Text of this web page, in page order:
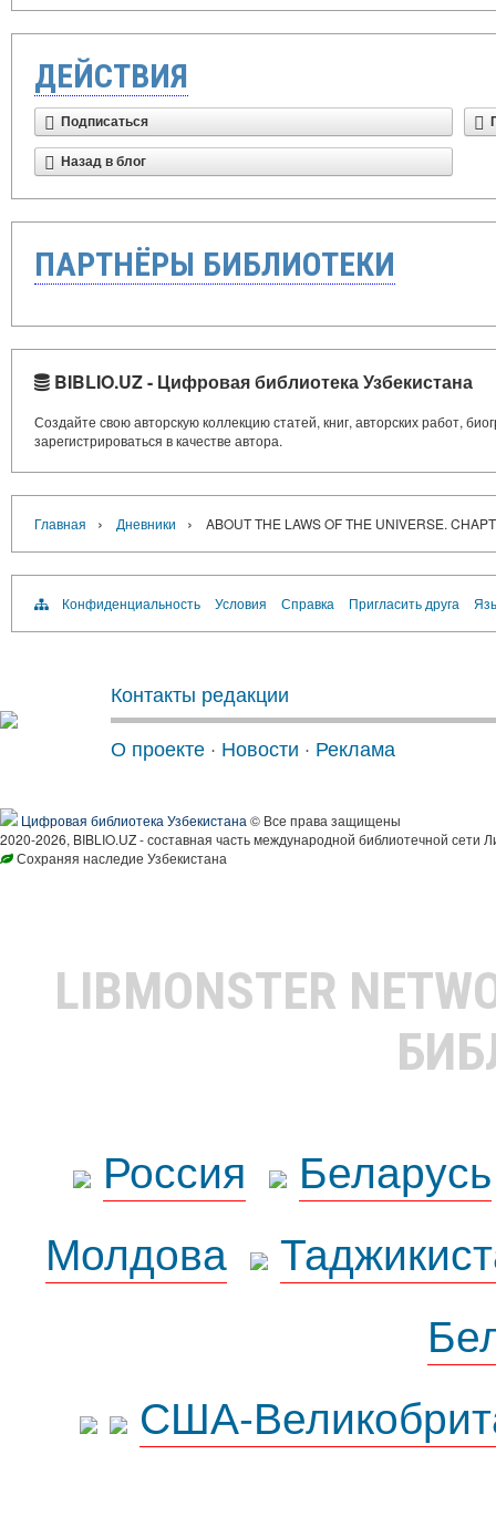
ДЕЙСТВИЯ
Подписаться
Назад в блог
ПАРТНЁРЫ БИБЛИОТЕКИ
BIBLIO.UZ - Цифровая библиотека Узбекистана
Создайте свою авторскую коллекцию статей, книг, авторских работ,
зарегистрироваться в качестве автора.
Главная › Дневники › ABOUT THE LAWS OF THE UNIVERSE.
Конфиденциальность Условия Справка Пригласить друга
Контакты редакции
О проекте · Новости · Реклама
Цифровая библиотека Узбекистана © Все права защищены
2020-2026, BIBLIO.UZ - составная часть международной библиотечной сети
Сохраняя наследие Узбекистана
LIBMONSTER
Россия
Беларусь
Молдова
США-